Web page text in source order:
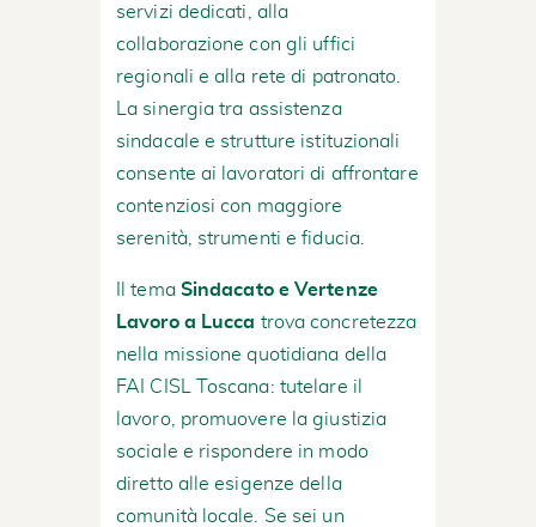
servizi dedicati, alla
collaborazione con gli uffici
regionali e alla rete di patronato.
La sinergia tra assistenza
sindacale e strutture istituzionali
consente ai lavoratori di affrontare
contenziosi con maggiore
serenità, strumenti e fiducia.
Il tema Sindacato e Vertenze
Lavoro a Lucca trova concretezza
nella missione quotidiana della
FAI CISL Toscana: tutelare il
lavoro, promuovere la giustizia
sociale e rispondere in modo
diretto alle esigenze della
comunità locale. Se sei un